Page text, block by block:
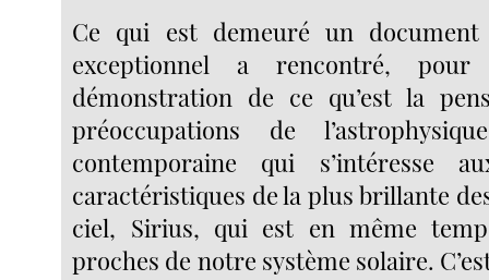
Ce qui est demeuré un document
exceptionnel a rencontré,
démonstration de ce qu’est la
préoccupations de
contemporaine qui s’intéresse
caractéristiques de la plus brillante
ciel, Sirius, qui est en même
proches de notre système solaire.